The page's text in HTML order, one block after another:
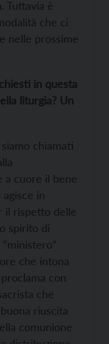
Tuttavia è
che ci
nelle prossime
in questa
liturgia? Un
chiamati
a cuore il bene
in
il rispetto delle
spirito di
che intona
con
che
riuscita
comunione